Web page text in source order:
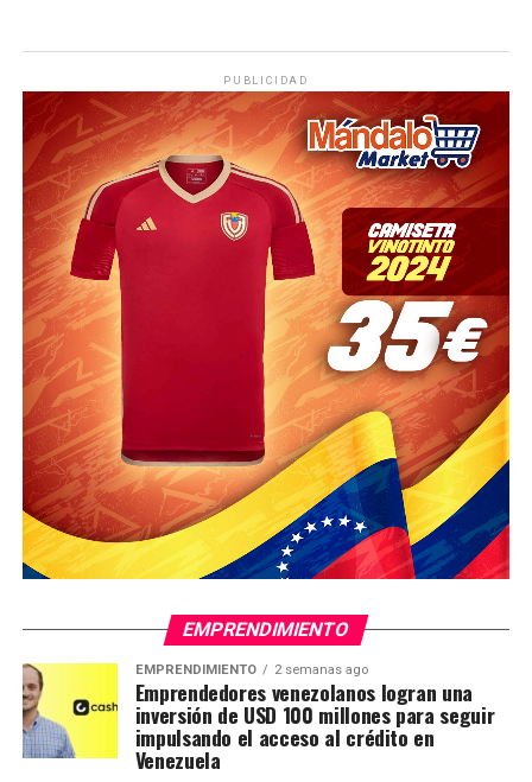
PUBLICIDAD
EMPRENDIMIENTO
EMPRENDIMIENTO 2 semanas ago
Emprendedores venezolanos logran una
inversión de USD 100 millones para seguir
impulsando el acceso al crédito en
Venezuela